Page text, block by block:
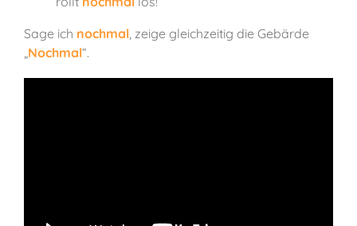
Sage ich nochmal, zeige gleichzeitig die Gebärde
„Nochmal“.